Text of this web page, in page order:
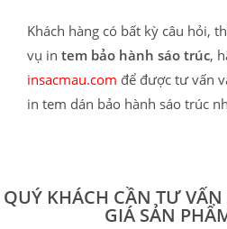
Khách hàng có bất kỳ câu hỏi,
vụ in tem bảo hành sáo trúc,
insacmau.com để được tư vấn
in tem dán bảo hành sáo trúc
QUÝ KHÁCH CẦN TƯ
GIÁ SẢN